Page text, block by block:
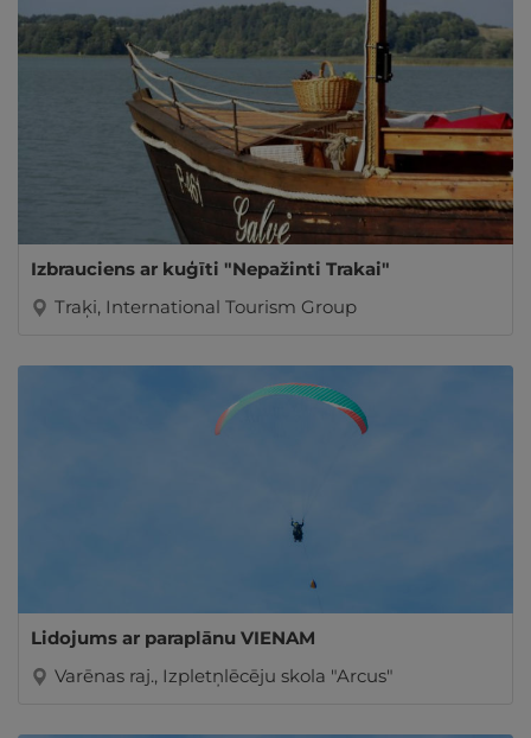
Izbrauciens ar kuģīti "Nepažinti Trakai"
Traķi, International Tourism Group
Lidojums ar paraplānu VIENAM
Varēnas raj., Izpletņlēcēju skola "Arcus"